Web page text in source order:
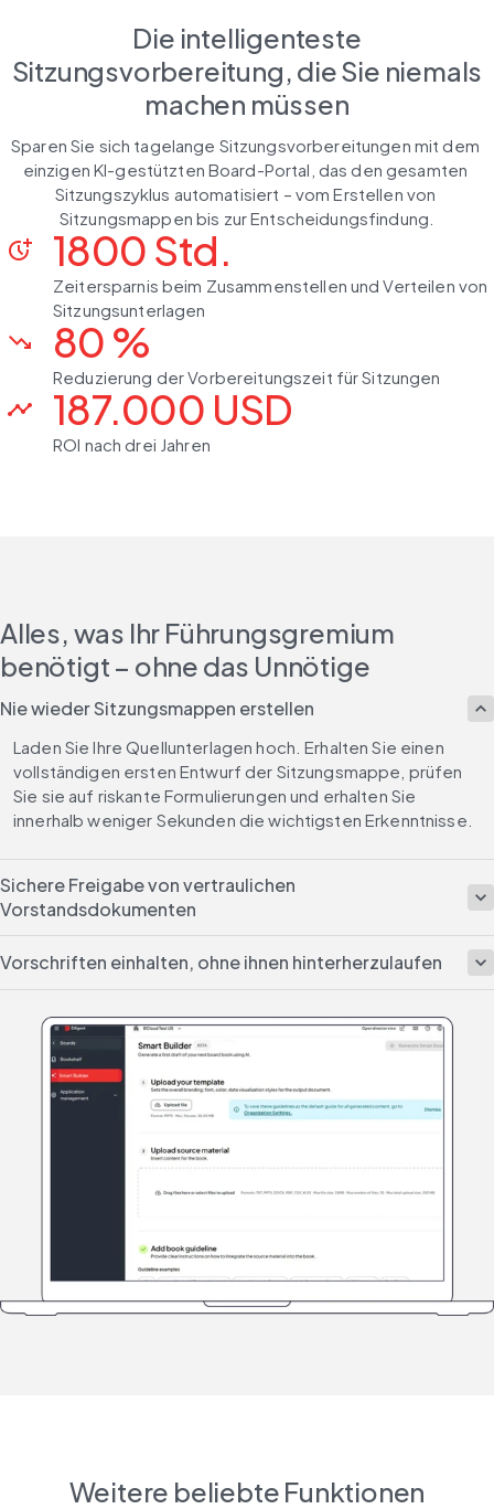
Die intelligenteste
Sitzungsvorbereitung, die Sie niemals
machen müssen
Sparen Sie sich tagelange Sitzungsvorbereitungen mit dem
einzigen KI-gestützten Board-Portal, das den gesamten
Sitzungszyklus automatisiert – vom Erstellen von
Sitzungsmappen bis zur Entscheidungsfindung.
more_time 1800 Std.
Zeitersparnis beim Zusammenstellen und Verteilen von
Sitzungsunterlagen
trending_down 80 %
Reduzierung der Vorbereitungszeit für Sitzungen
timeline 187.000 USD
ROI nach drei Jahren
Alles, was Ihr Führungsgremium
benötigt – ohne das Unnötige
Nie wieder Sitzungsmappen erstellen
Laden Sie Ihre Quellunterlagen hoch. Erhalten Sie einen
vollständigen ersten Entwurf der Sitzungsmappe, prüfen
Sie sie auf riskante Formulierungen und erhalten Sie
innerhalb weniger Sekunden die wichtigsten Erkenntnisse.
Sichere Freigabe von vertraulichen
Vorstandsdokumenten
Vorschriften einhalten, ohne ihnen hinterherzulaufen
Weitere beliebte Funktionen